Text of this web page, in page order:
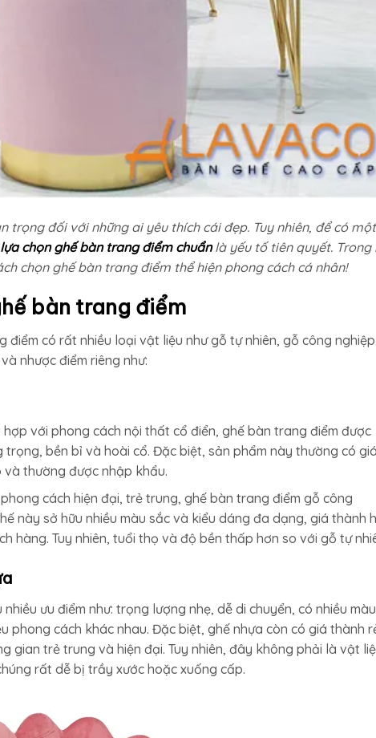
trọng đối với những ai yêu thích cái đẹp. Tuy nhiên, để có một
chọn ghế bàn trang điểm chuẩnlà yếu tố tiên quyết. Trong
chọn ghế bàn trang điểm thể hiện phong cách cá nhân!
bàn trang điểm
điểm có rất nhiều loại vật liệu như gỗ tự nhiên, gỗ công
nhược điểm riêng như:
với phong cách nội thất cổ điển, ghế bàn trang điểm được
trọng, bền bỉ và hoài cổ. Đặc biệt, sản phẩm này thường có giá
thường được nhập khẩu.
cách hiện đại, trẻ trung, ghế bàn trang điểm gỗ công
này sở hữu nhiều màu sắc và kiểu dáng đa dạng, giá thành
hàng. Tuy nhiên, tuổi thọ và độ bền thấp hơn so với gỗ tự
ưu điểm như: trọng lượng nhẹ, dễ di chuyển, có nhiều màu
phong cách khác nhau. Đặc biệt, ghế nhựa còn có giá thành
gian trẻ trung và hiện đại. Tuy nhiên, đây không phải là vật
rất dễ bị trầy xước hoặc xuống cấp.